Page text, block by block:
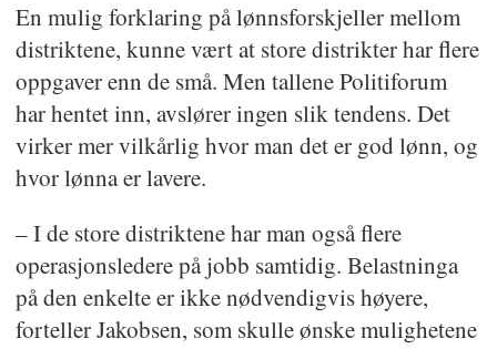
Trøndelag 537.700
Finnmark 517.700
Troms 499.600
En mulig forklaring på lønnsforskjeller mellom
distriktene, kunne vært at store distrikter har flere
oppgaver enn de små. Men tallene Politiforum
har hentet inn, avslører ingen slik tendens. Det
virker mer vilkårlig hvor man det er god lønn, og
hvor lønna er lavere.
– I de store distriktene har man også flere
operasjonsledere på jobb samtidig. Belastninga
på den enkelte er ikke nødvendigvis høyere,
forteller Jakobsen, som skulle ønske mulighetene